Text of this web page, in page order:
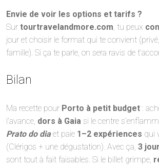
Envie de voir les options et tarifs ?
Sur tourtravelandmore.com , tu peux
jour et choisir le format qui te convient
famille). Si ça te parle, on sera ravis de
Bilan
Ma recette pour Porto à petit budget :
l’avance, dors à Gaia si le centre
Prato do diaet paie 1–2 expériences qui
(Clérigos + une dégustation). Avec ça, 3
sont tout à fait faisables. Si le billet grimpe,